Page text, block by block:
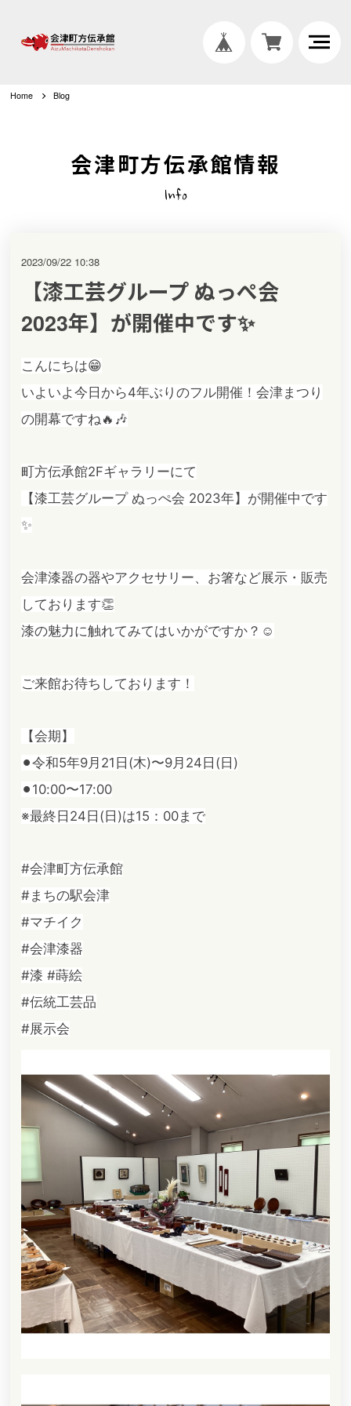
Home Blog
会津町方伝承館情報
Info
【漆工芸グループ ぬっぺ会
2023年】が開催中です✨
2023/09/22 10:38
こんにちは😁
いよいよ今日から4年ぶりのフル開催！会津まつり
の開幕ですね🔥🎶
町方伝承館2Fギャラリーにて
【漆工芸グループ ぬっぺ会 2023年】が開催中です
✨
会津漆器の器やアクセサリー、お箸など展示・販売
しております👏
漆の魅力に触れてみてはいかがですか？☺️
ご来館お待ちしております！
【会期】
⚫︎令和5年9月21日(木)〜9月24日(日)
⚫︎10:00〜17:00
※最終日24日(日)は15：00まで
#会津町方伝承館
#まちの駅会津
#マチイク
#会津漆器
#漆 #蒔絵
#伝統工芸品
#展示会